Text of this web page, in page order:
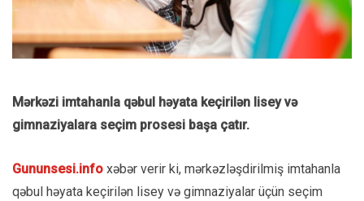
Mərkəzi imtahanla qəbul həyata keçirilən lisey və
gimnaziyalara seçim prosesi başa çatır.
Gununsesi.info xəbər verir ki, mərkəzləşdirilmiş imtahanla
qəbul həyata keçirilən lisey və gimnaziyalar üçün seçim